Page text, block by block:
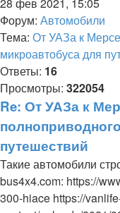
Форум: Автомобили
Тема: От УАЗа к
микроавтобуса для
Ответы: 16
Просмотры: 322054
Re: От УАЗа к
путешествий
Такие автомобили
bus4x4.com: https://
300-hiace https://